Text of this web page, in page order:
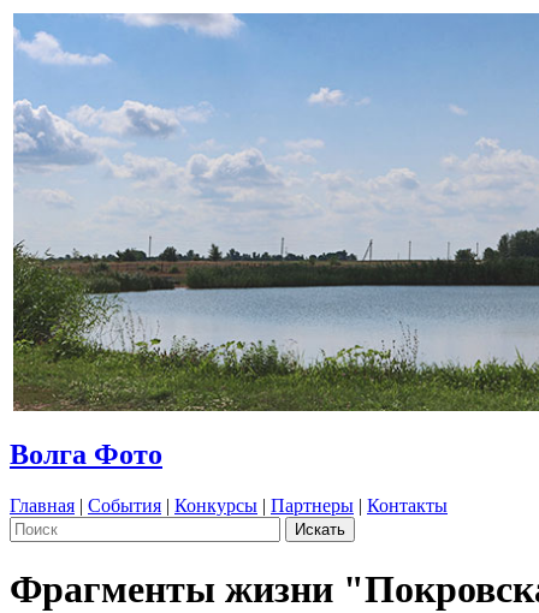
Волга Фото
Главная | События | Конкурсы | Партнеры | Контакты
Фрагменты жизни